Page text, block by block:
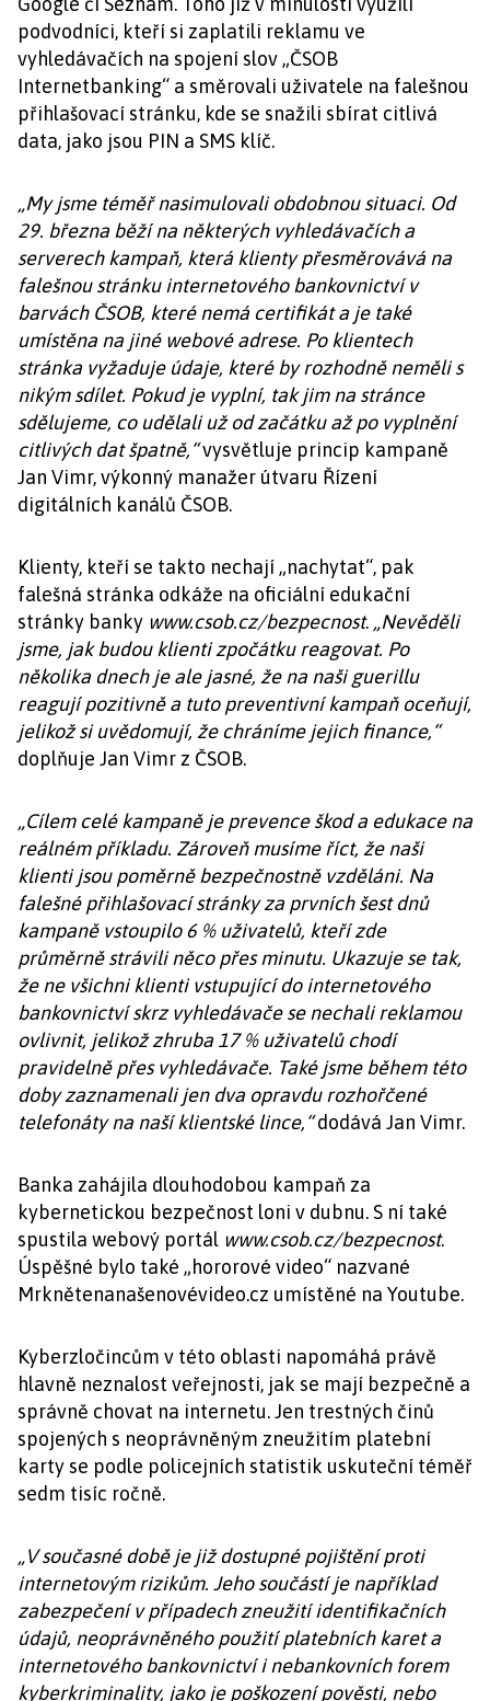
podvodníci, kteří si zaplatili reklamu ve
vyhledávačích na spojení slov „ČSOB
Internetbanking“ a směrovali uživatele na falešnou
přihlašovací stránku, kde se snažili sbírat citlivá
data, jako jsou PIN a SMS klíč.
„My jsme téměř nasimulovali obdobnou situaci. Od
29. března běží na některých vyhledávačích a
serverech kampaň, která klienty přesměrovává na
falešnou stránku internetového bankovnictví v
barvách ČSOB, které nemá certifikát a je také
umístěna na jiné webové adrese. Po klientech
stránka vyžaduje údaje, které by rozhodně neměli s
nikým sdílet. Pokud je vyplní, tak jim na stránce
sdělujeme, co udělali už od začátku až po vyplnění
citlivých dat špatně,“vysvětluje princip kampaně
Jan Vimr, výkonný manažer útvaru Řízení
digitálních kanálů ČSOB.
Klienty, kteří se takto nechají „nachytat“, pak
falešná stránka odkáže na oficiální edukační
stránky banky www.csob.cz/bezpecnost. „Nevěděli
jsme, jak budou klienti zpočátku reagovat. Po
několika dnech je ale jasné, že na naši guerillu
reagují pozitivně a tuto preventivní kampaň oceňují,
jelikož si uvědomují, že chráníme jejich finance,“
doplňuje Jan Vimr z ČSOB.
„Cílem celé kampaně je prevence škod a edukace na
reálném příkladu. Zároveň musíme říct, že naši
klienti jsou poměrně bezpečnostně vzděláni. Na
falešné přihlašovací stránky za prvních šest dnů
kampaně vstoupilo 6 % uživatelů, kteří zde
průměrně strávili něco přes minutu. Ukazuje se tak,
že ne všichni klienti vstupující do internetového
bankovnictví skrz vyhledávače se nechali reklamou
ovlivnit, jelikož zhruba 17 % uživatelů chodí
pravidelně přes vyhledávače. Také jsme během této
doby zaznamenali jen dva opravdu rozhořčené
telefonáty na naší klientské lince,“dodává Jan Vimr.
Banka zahájila dlouhodobou kampaň za
kybernetickou bezpečnost loni v dubnu. S ní také
spustila webový portál www.csob.cz/bezpecnost.
Úspěšné bylo také „hororové video“ nazvané
Mrknětenanašenovévideo.cz umístěné na Youtube.
Kyberzločincům v této oblasti napomáhá právě
hlavně neznalost veřejnosti, jak se mají bezpečně a
správně chovat na internetu. Jen trestných činů
spojených s neoprávněným zneužitím platební
karty se podle policejních statistik uskuteční téměř
sedm tisíc ročně.
„V současné době je již dostupné pojištění proti
internetovým rizikům. Jeho součástí je například
zabezpečení v případech zneužití identifikačních
údajů, neoprávněného použití platebních karet a
internetového bankovnictví i nebankovních forem
kyberkriminality, jako je poškození pověsti, nebo